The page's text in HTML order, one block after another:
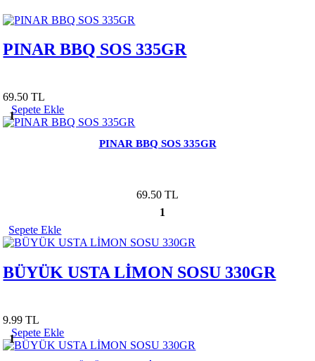
PINAR BBQ SOS 335GR
69.50 TL
1
Sepete Ekle
PINAR BBQ SOS 335GR
69.50 TL
1
Sepete Ekle
BÜYÜK USTA LİMON SOSU 330GR
9.99 TL
1
Sepete Ekle